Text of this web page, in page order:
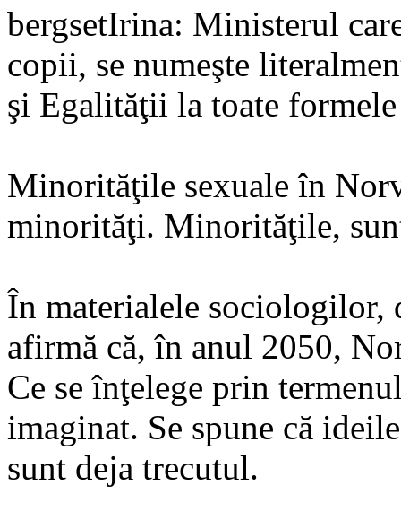
bergsetIrina: Ministerul
copii, se numeşte
şi Egalităţii la toate
Minorităţile sexuale în
minorităţi. Minorităţile,
În materialele sociologilor,
afirmă că, în anul 2050,
Ce se înţelege prin
imaginat. Se spune că
sunt deja trecutul.